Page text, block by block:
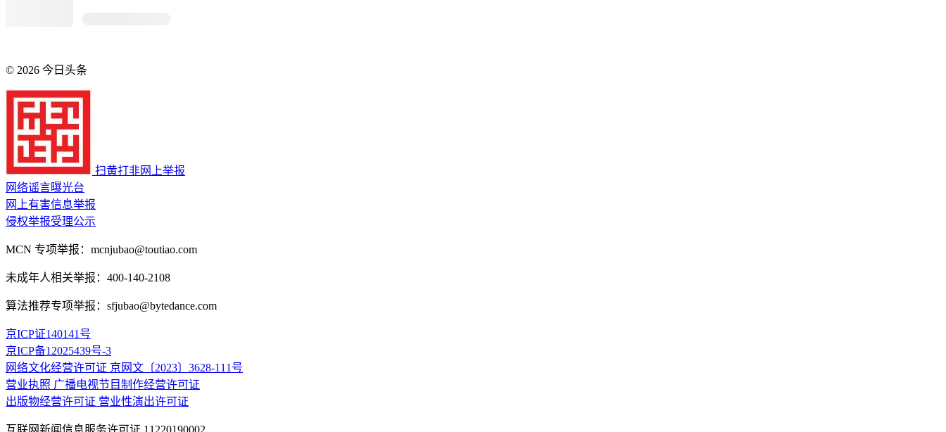
© 2026 今日头条
扫黄打非网上举报
网络谣言曝光台
网上有害信息举报
侵权举报受理公示
MCN 专项举报：mcnjubao@toutiao.com
未成年人相关举报：400-140-2108
算法推荐专项举报：sfjubao@bytedance.com
京ICP证140141号
京ICP备12025439号-3
网络文化经营许可证 京网文〔2023〕3628-111号
营业执照 广播电视节目制作经营许可证
出版物经营许可证 营业性演出许可证
互联网新闻信息服务许可证 11220190002